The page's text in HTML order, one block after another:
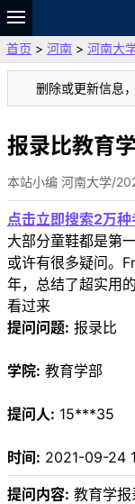
题库
故事
VIP
资料
首页 > 河南 > 河南大
删除或更新信息
报录比教育
本站小编 河南大学/
点击立即搜索2万种
大部分童鞋都是第
或许有很多疑问。
年，总结了超实用
看过来
提问问题: 报录比
学院: 教育学部
提问人: 15***35
时间: 2021-09-24
提问内容: 教育学报